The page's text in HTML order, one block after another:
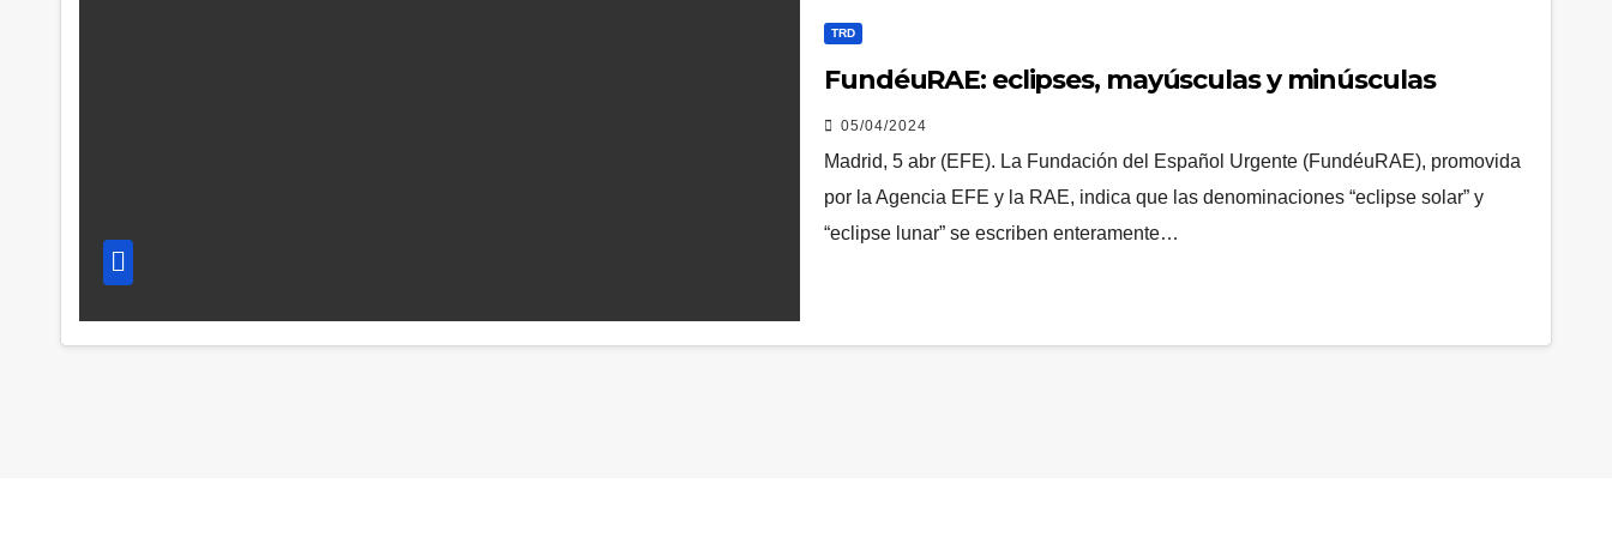
TRD
FundéuRAE: eclipses, mayúsculas y minúsculas
05/04/2024
Madrid, 5 abr (EFE). La Fundación del Español Urgente (FundéuRAE), promovida
por la Agencia EFE y la RAE, indica que las denominaciones “eclipse solar” y
“eclipse lunar” se escriben enteramente…